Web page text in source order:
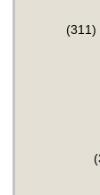
(311)